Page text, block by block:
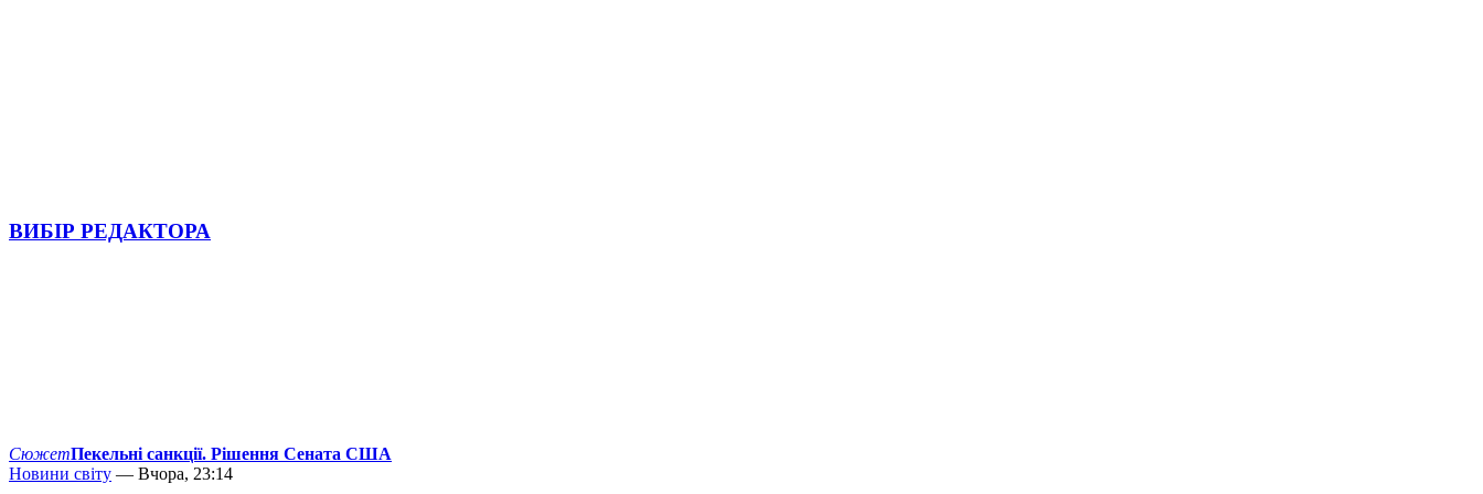
ВИБІР РЕДАКТОРА
СюжетПекельні санкції. Рішення Сената США
Новини світу — Вчора, 23:14